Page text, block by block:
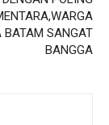
BATAM SANGAT
BANGGA